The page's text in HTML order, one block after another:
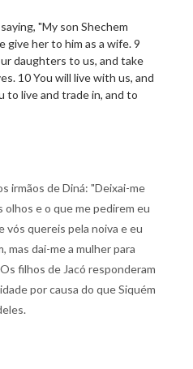
"My son Shechem
give her to him as a wife. 9
daughters to us, and take
10 You will live with us, and
to live and trade in, and to
irmãos de Diná: "Deixai-me
e o que me pedirem eu
vós quereis pela noiva e eu
mas dai-me a mulher para
filhos de Jacó responderam
por causa do que Siquém